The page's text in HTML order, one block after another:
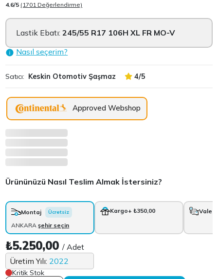
4.6/5 (1701 Değerlendirme)
Lastik Ebatı:245/55 R17 106H XL FR MO-V
Nasıl seçerim?
Satıcı: Keskin Otomotiv Şaşmaz 4/5
Approved Webshop
Ürününüzü Nasıl Teslim Almak İstersiniz?
Montaj Ücretsiz
ANKARAşehir seçin
Kargo+ ₺350,00 Vale
₺5.250,00/ Adet
Üretim Yılı: 2022
Kritik Stok